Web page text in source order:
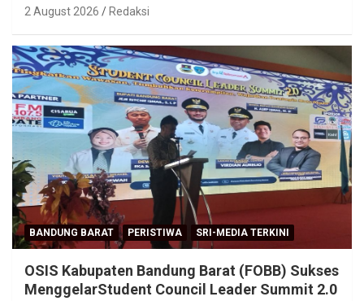
2 August 2026 Redaksi
BANDUNG BARAT PERISTIWA SRI-MEDIA TERKINI
OSIS Kabupaten Bandung Barat (FOBB) Sukses
MenggelarStudent Council Leader Summit 2.0